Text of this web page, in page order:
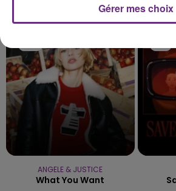
ANGELE & JUSTICE
What You Want
Gérer mes choix